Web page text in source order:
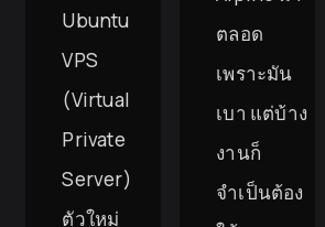
Ubuntu
VPS
(Virtual
Private
Server)
ตัวใหม่
ตลอด
เพราะมัน
เบา แต่บ้าง
งานก็
จำเป็นต้อง